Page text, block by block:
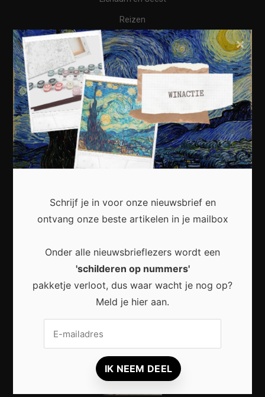
Reizen
Wonen
Business
Financieel
Varia
Meest recent
Waarom micro-avonturen de perfecte manier zijn
om Nederland opnieuw te ontdekken
Schrijf je in voor onze nieuwsbrief en
ontvang onze beste artikelen in je mailbox
Onder alle nieuwsbrieflezers wordt een
'schilderen op nummers'
pakketje verloot, dus waar wacht je nog op?
Meld je hier aan.
×